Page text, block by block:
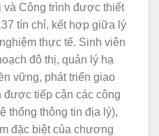
và Công trình được thiết
tín chỉ, kết hợp giữa lý
thực tế. Sinh viên
đô thị, quản lý hạ
vững, phát triển giao
được tiếp cận các công
thống thông tin địa lý),
đặc biệt của chương